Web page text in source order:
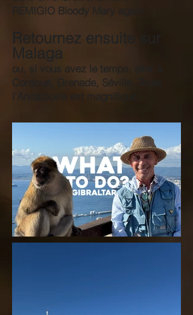
REMIGIO Bloody Mary again.
Retournez ensuite sur
Malaga
ou, si vous avez le temps, aller à
Cordoue, Grenade, Séville. Toute
l’Andalousie est magnifique.